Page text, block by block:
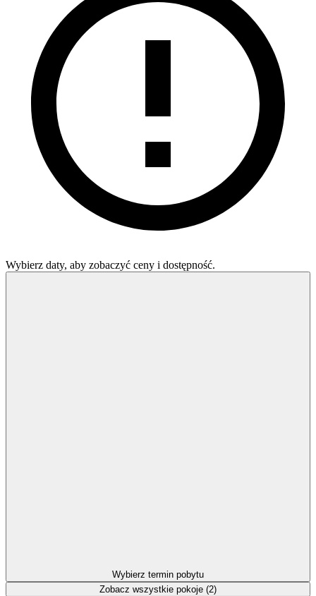
Wybierz daty, aby zobaczyć ceny i dostępność.
Wybierz termin pobytu
Zobacz wszystkie pokoje (2)